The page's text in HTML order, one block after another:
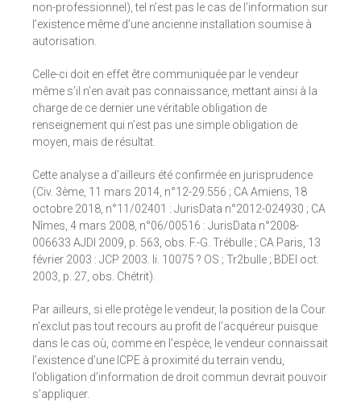
non-professionnel), tel n’est pas le cas de l’information sur
l’existence même d’une ancienne installation soumise à
autorisation.
Celle-ci doit en effet être communiquée par le vendeur
même s’il n’en avait pas connaissance, mettant ainsi à la
charge de ce dernier une véritable obligation de
renseignement qui n’est pas une simple obligation de
moyen, mais de résultat.
Cette analyse a d’ailleurs été confirmée en jurisprudence
(Civ. 3ème, 11 mars 2014, n°12-29.556 ; CA Amiens, 18
octobre 2018, n°11/02401 : JurisData n°2012-024930 ; CA
Nîmes, 4 mars 2008, n°06/00516 : JurisData n°2008-
006633 AJDI 2009, p. 563, obs. F.-G. Trébulle ; CA Paris, 13
février 2003 : JCP 2003. Ii. 10075 ? OS ; Tr2bulle ; BDEI oct.
2003, p. 27, obs. Chétrit).
Par ailleurs, si elle protège le vendeur, la position de la Cour
n’exclut pas tout recours au profit de l’acquéreur puisque
dans le cas où, comme en l’espèce, le vendeur connaissait
l’existence d’une ICPE à proximité du terrain vendu,
l’obligation d’information de droit commun devrait pouvoir
s’appliquer.